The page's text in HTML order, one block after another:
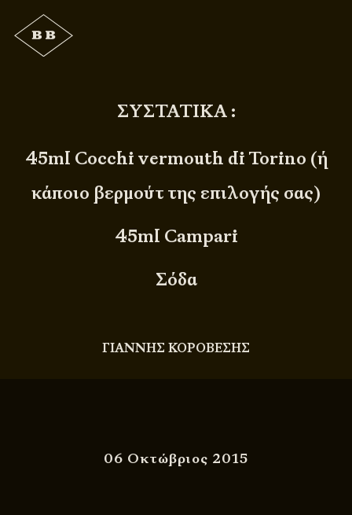
ΣΥΣΤΑΤΙΚΑ :
45ml Cocchi vermouth di Torino (ή
κάποιο βερμούτ της επιλογής σας)
45ml Campari
Σόδα
ΓΙΑΝΝΗΣ ΚΟΡΟΒΕΣΗΣ
06 Οκτώβριος 2015